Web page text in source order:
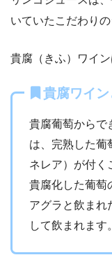
いていたこだわりの
貴腐（きふ）ワイン
貴腐ワイ
貴腐葡萄からで
は、完熟した葡
ネレア）が付く
貴腐化した葡萄
アグラと飲まれ
して飲まれます